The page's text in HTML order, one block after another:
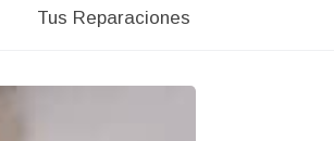
Tus Reparaciones